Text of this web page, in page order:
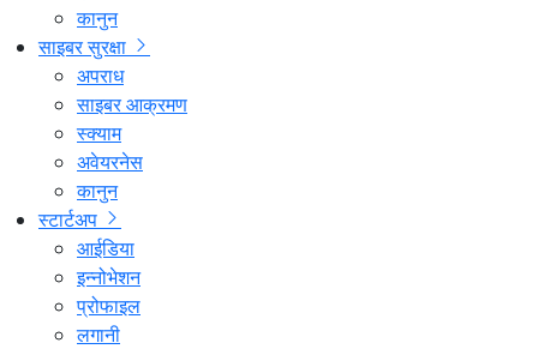
कानुन
साइबर सुरक्षा
अपराध
साइबर आक्रमण
स्क्याम
अवेयरनेस
कानुन
स्टार्टअप
आईडिया
इन्नोभेशन
प्रोफाइल
लगानी